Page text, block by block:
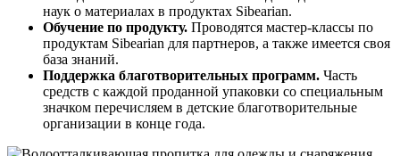
наук о материалах в продуктах Sibearian.
Обучение по продукту. Проводятся мастер-классы по
продуктам Sibearian для партнеров, а также имеется своя
база знаний.
Поддержка благотворительных программ. Часть
средств с каждой проданной упаковки со специальным
значком перечисляем в детские благотворительные
организации в конце года.